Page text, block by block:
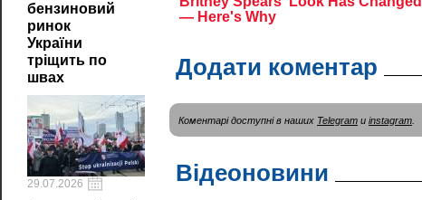
бензиновий
ринок
України
тріщить по
швах
29.07.2026
Додати коментар
Коментарі доступні в наших Telegram и instagram
Відеоновини